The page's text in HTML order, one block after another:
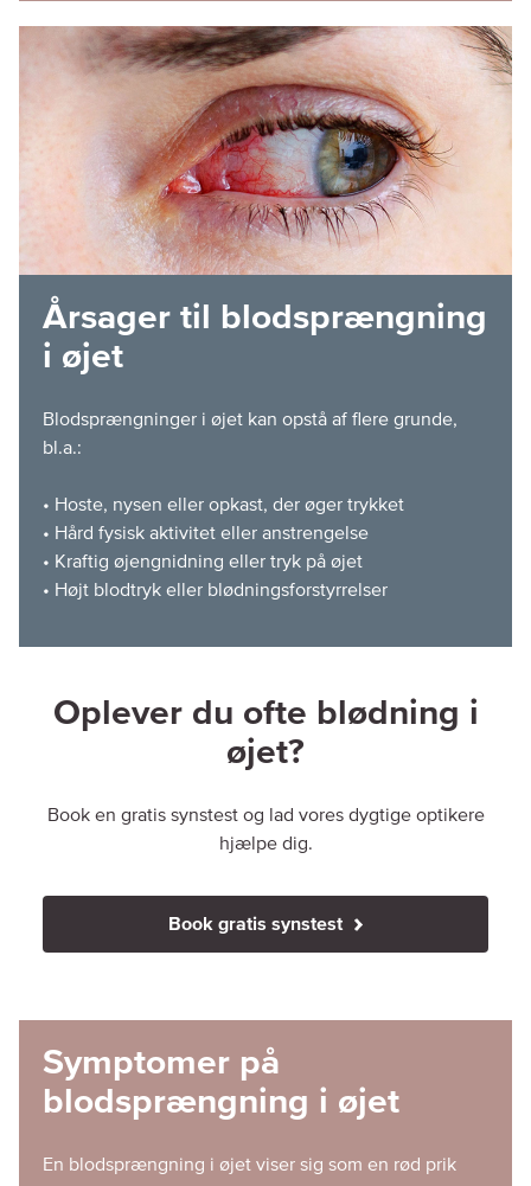
Årsager til blodsprængning
i øjet
Blodsprængninger i øjet kan opstå af flere grunde,
bl.a.:
• Hoste, nysen eller opkast, der øger trykket
• Hård fysisk aktivitet eller anstrengelse
• Kraftig øjengnidning eller tryk på øjet
Oplever du ofte blødning i
øjet?
Book en gratis synstest og lad vores dygtige optikere
hjælpe dig.
Book gratis synstest
Symptomer på
blodsprængning i øjet
En blodsprængning i øjet viser sig som en rød prik